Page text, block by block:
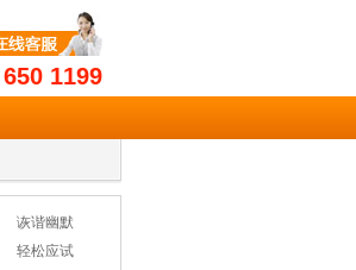
1199
高效省时
高效省时
诙谐幽默
轻松应试